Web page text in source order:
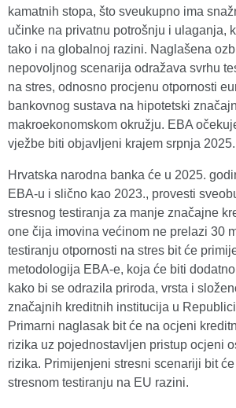
kamatnih stopa, što sveukupno ima
učinke na privatnu potrošnju i ulaganja,
tako i na globalnoj razini. Naglašena
nepovoljnog scenarija odražava svrhu
na stres, odnosno procjenu otpornosti
bankovnog sustava na hipotetski
makroekonomskom okružju. EBA
vježbe biti objavljeni krajem srpnja 2025.
Hrvatska narodna banka će u 2025.
EBA-u i slično kao 2023., provesti
stresnog testiranja za manje značajne
one čija imovina većinom ne prelazi 30
testiranju otpornosti na stres bit će
metodologija EBA-e, koja će biti
kako bi se odrazila priroda, vrsta i
značajnih kreditnih institucija u
Primarni naglasak bit će na ocjeni
rizika uz pojednostavljen pristup ocjeni
rizika. Primijenjeni stresni scenariji bit
stresnom testiranju na EU razini.